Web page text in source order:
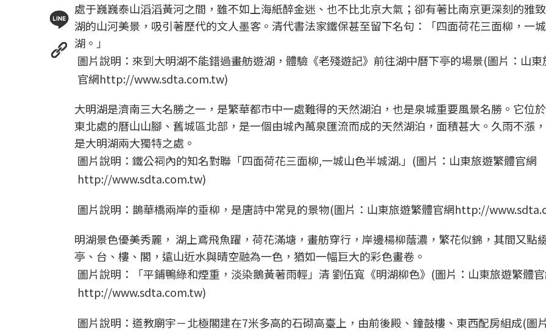
處于巍巍泰山滔滔黃河之間，雖不如上海紙醉金迷、也不比北京大氣；卻有著比南京更深刻的雅
湖的山河美景，吸引著歷代的文人墨客。清代書法家鐵保甚至留下名句：「四面荷花三面柳，一
湖。」
圖片說明：來到大明湖不能錯過畫舫遊湖，體驗《老殘遊記》前往湖中曆下亭的場景(圖片：山東
官網http://www.sdta.com.tw)
大明湖是濟南三大名勝之一，是繁華都市中一處難得的天然湖泊，也是泉城重要風景名勝。它位
東北處的曆山山腳、舊城區北部，是一個由城內萬泉匯流而成的天然湖泊，面積甚大。久雨不漲
是大明湖兩大獨特之處。
圖片說明：鐵公祠內的知名對聯「四面荷花三面柳,一城山色半城湖.」(圖片：山東旅遊繁體官網
http://www.sdta.com.tw)
圖片說明：鵲華橋兩岸的垂柳，是唐詩中常見的景物(圖片：山東旅遊繁體官網http://
明湖景色優美秀麗， 湖上鳶飛魚躍，荷花滿塘，畫舫穿行，岸邊楊柳蔭濃，繁花似錦，其間又點
亭、台、樓、閣，遠山近水與晴空融為一色，猶如一幅巨大的彩色畫卷。
圖片說明：「平鋪鴨綠和煙重，淡染鵝黃著雨輕」清 劉伍寬《明湖柳色》(圖片：山東旅遊繁體
http://www.sdta.com.tw)
圖片說明：道教廟宇－北極閣建在7米多高的石砌高臺上，由前後殿、鐘鼓樓、東西配房組成(圖